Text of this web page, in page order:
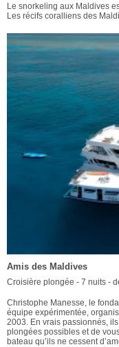
Le snorkeling aux Maldives
Les récifs coralliens des
Amis des Maldives
Croisière plongée - 7 nuits -
Christophe Manesse, le
équipe expérimentée,
2003. En vrais passionnés,
plongées possibles et de
bateau qu’ils ne cessent